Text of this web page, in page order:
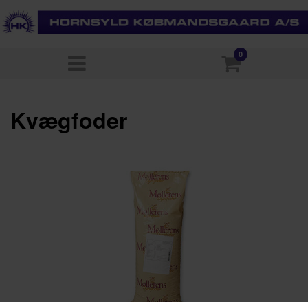
0
Kvægfoder